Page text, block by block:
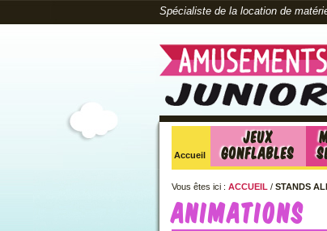
Spécialiste de la location de
Accueil
Jeux
Gonflables
Vous êtes ici : ACCUEIL / STANDS
Animations